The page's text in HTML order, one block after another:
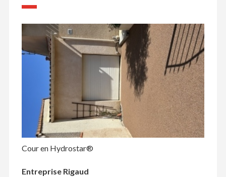
Cour en Hydrostar®
Entreprise Rigaud